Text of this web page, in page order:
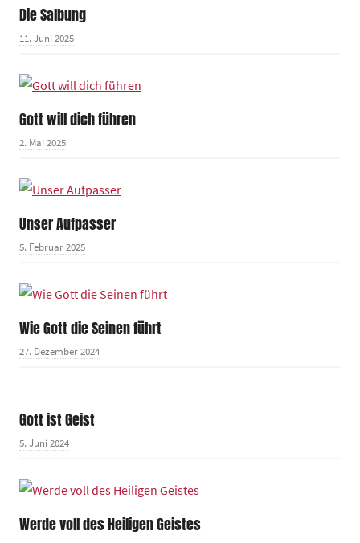
Die Salbung
11. Juni 2025
Gott will dich führen
2. Mai 2025
Unser Aufpasser
5. Februar 2025
Wie Gott die Seinen führt
27. Dezember 2024
Gott ist Geist
5. Juni 2024
Werde voll des Heiligen Geistes